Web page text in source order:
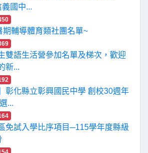
國中...
期輔導體育類社團名單~
雙語生活營參加名單及梯次，歡迎
新...
彰化縣立彰興國民中學 創校30週年
...
免試入學比序項目─115學年度縣級